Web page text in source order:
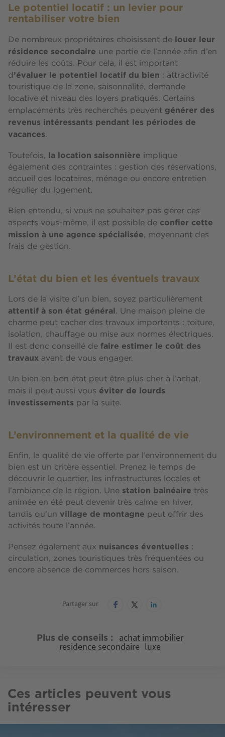
Le potentiel locatif : un levier pour
rentabiliser votre bien
De nombreux propriétaires choisissent de louer leur
résidence secondaire une partie de l’année afin d’en
réduire les coûts. Pour cela, il est important
d ’évaluer le potentiel locatif du bien : attractivité
touristique de la zone, saisonnalité, demande
locative et niveau des loyers pratiqués. Certains
emplacements très recherchés peuvent générer des
revenus intéressants pendant les périodes de
vacances.
Toutefois, la location saisonnière implique
également des contraintes : gestion des réservations,
accueil des locataires, ménage ou encore entretien
régulier du logement.
Bien entendu, si vous ne souhaitez pas gérer ces
aspects vous-même, il est possible de confier cette
mission à une agence spécialisée, moyennant des
frais de gestion.
L’état du bien et les éventuels travaux
Lors de la visite d’un bien, soyez particulièrement
attentif à son état général. Une maison pleine de
charme peut cacher des travaux importants : toiture,
isolation, chauffage ou mise aux normes électriques.
Il est donc conseillé de faire estimer le coût des
travaux avant de vous engager.
Un bien en bon état peut être plus cher à l’achat,
mais il peut aussi vous éviter de lourds
investissements par la suite.
L’environnement et la qualité de vie
Enfin, la qualité de vie offerte par l’environnement du
bien est un critère essentiel. Prenez le temps de
découvrir le quartier, les infrastructures locales et
l’ambiance de la région. Une station balnéaire très
animée en été peut devenir très calme en hiver,
tandis qu’un village de montagne peut offrir des
activités toute l’année.
Pensez également aux nuisances éventuelles :
circulation, zones touristiques très fréquentées ou
encore absence de commerces hors saison.
Partager sur
Plus de conseils achat immobilier
residence secondaire luxe
Ces articles peuvent vous
intéresser